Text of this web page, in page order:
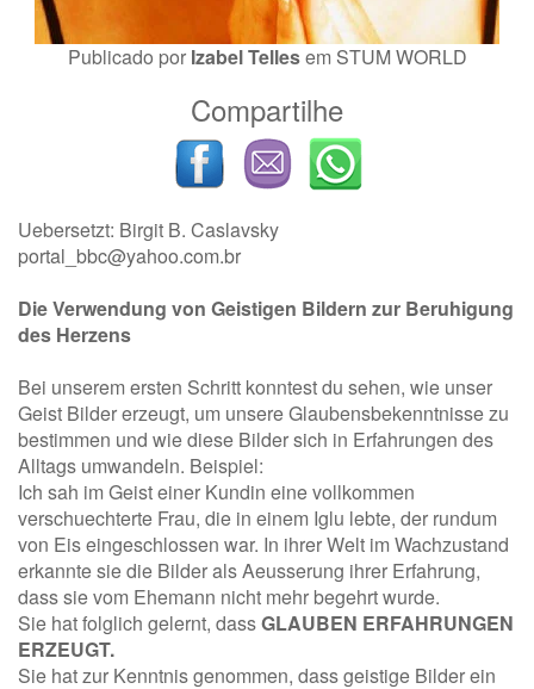
Publicado por Izabel Tellesem STUM WORLD
Compartilhe
Uebersetzt: Birgit B. Caslavsky
portal_bbc@yahoo.com.br
Die Verwendung von Geistigen Bildern zur Beruhigung
des Herzens
Bei unserem ersten Schritt konntest du sehen, wie unser
Geist Bilder erzeugt, um unsere Glaubensbekenntnisse zu
bestimmen und wie diese Bilder sich in Erfahrungen des
Alltags umwandeln. Beispiel:
Ich sah im Geist einer Kundin eine vollkommen
verschuechterte Frau, die in einem Iglu lebte, der rundum
von Eis eingeschlossen war. In ihrer Welt im Wachzustand
erkannte sie die Bilder als Aeusserung ihrer Erfahrung,
dass sie vom Ehemann nicht mehr begehrt wurde.
Sie hat folglich gelernt, dassGLAUBEN ERFAHRUNGEN
ERZEUGT.
Sie hat zur Kenntnis genommen, dass geistige Bilder ein